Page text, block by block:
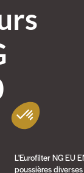
L'Eurofilter NG EU
poussières